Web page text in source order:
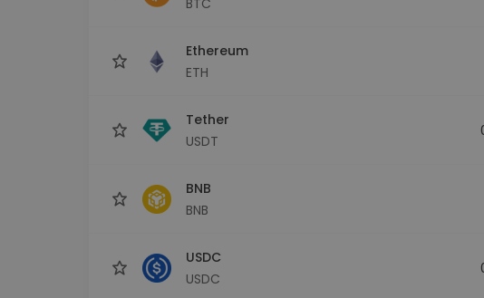
Ethereum
ETH
Tether
USDT
BNB
BNB
USDC
USDC